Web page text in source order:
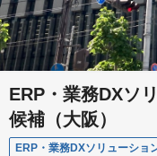
ERP・業務DX
候補（大阪）